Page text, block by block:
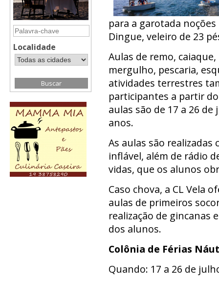
Localidade
para a garotada
Dingue, veleiro de 23
Aulas de remo,
mergulho, pescaria,
atividades terrestres
participantes a partir
aulas são de 17 a 26
anos.
As aulas são
inflável, além de rádio
vidas, que os alunos
Caso chova, a CL Vela
aulas de primeiros
realização de gincanas
dos alunos.
Colônia de Férias
Quando: 17 a 26 de